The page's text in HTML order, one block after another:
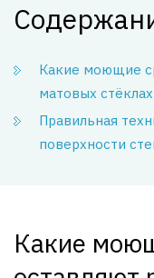
Какие моющие
матовых стёклах
Правильная
поверхности
Какие